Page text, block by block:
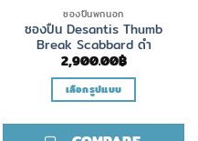
ซองปืนพกนอก
ซองปืน Desantis Thumb
Break Scabbard ดำ
2,900.00฿
เลือกรูปแบบ
product